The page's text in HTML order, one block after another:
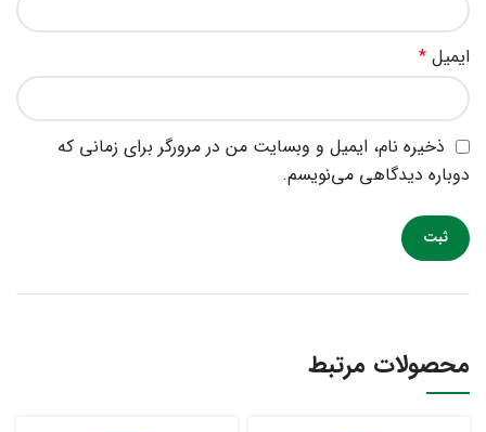
ایمیل *
ذخیره نام، ایمیل و وبسایت من در مرورگر برای زمانی که
دوباره دیدگاهی می‌نویسم.
محصولات مرتبط